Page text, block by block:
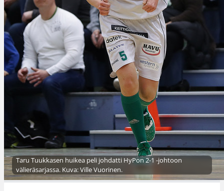
Taru Tuukkasen huikea peli johdatti HyPon 2-1 -johtoon
välieräsarjassa. Kuva: Ville Vuorinen.